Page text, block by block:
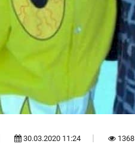
30.03.2020 11:24 1368